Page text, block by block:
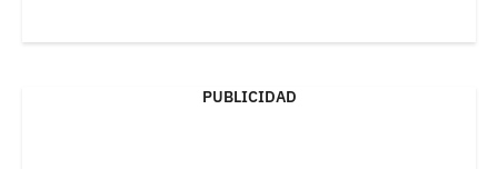
PUBLICIDAD